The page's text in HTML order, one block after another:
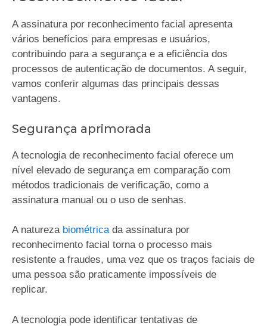
A assinatura por reconhecimento facial apresenta
vários benefícios para empresas e usuários,
contribuindo para a segurança e a eficiência dos
processos de autenticação de documentos. A seguir,
vamos conferir algumas das principais dessas
vantagens.
Segurança aprimorada
A tecnologia de reconhecimento facial oferece um
nível elevado de segurança em comparação com
métodos tradicionais de verificação, como a
assinatura manual ou o uso de senhas.
A natureza biométricada assinatura por
reconhecimento facial torna o processo mais
resistente a fraudes, uma vez que os traços faciais de
uma pessoa são praticamente impossíveis de
replicar.
A tecnologia pode identificar tentativas de